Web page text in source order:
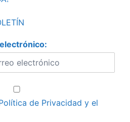
de Privacidad y el